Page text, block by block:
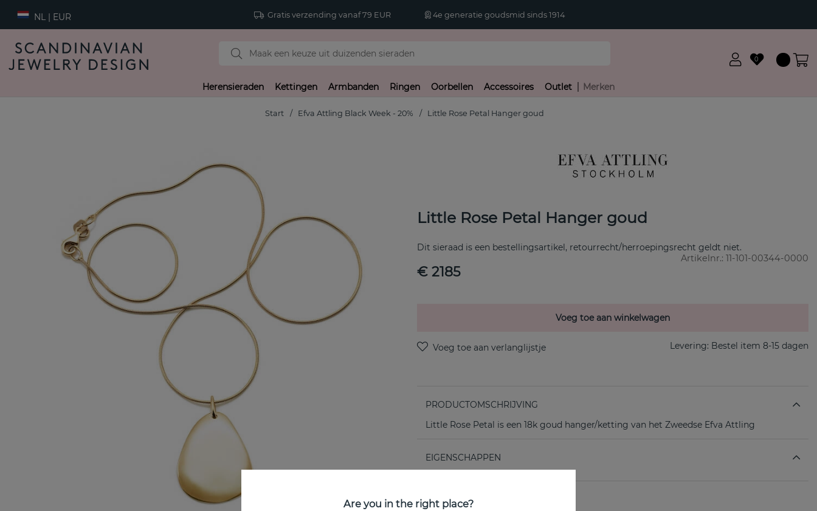
NL | EUR Gratis verzending vanaf 79 EUR 4e generatie goudsmid sinds 1914
0
Herensieraden Kettingen Armbanden Ringen Oorbellen Accessoires Outlet Merken
Start Efva Attling Black Week - 20% Little Rose Petal Hanger goud
Little Rose Petal Hanger goud
Dit sieraad is een bestellingsartikel, retourrecht/herroepingsrecht geldt niet.
Artikelnr.: 11-101-00344-0000
€ 2185
Voeg toe aan winkelwagen
Levering: Bestel item 8-15 dagen
PRODUCTOMSCHRIJVING
Little Rose Petal is een 18k goud hanger/ketting van het Zweedse Efva Attling
EIGENSCHAPPEN
Are you in the right place?